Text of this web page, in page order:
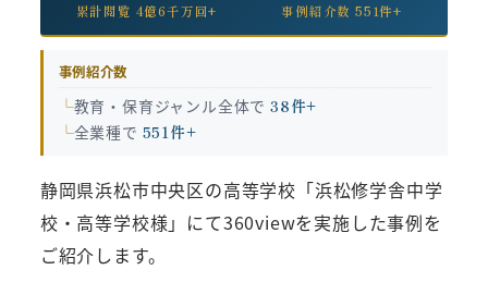
累計閲覧 4億6千万回+
事例紹介数 551件+
事例紹介数
教育・保育ジャンル全体で38件+
全業種で 551件+
静岡県浜松市中央区の高等学校「浜松修学舎中学
校・高等学校様」にて360viewを実施した事例を
ご紹介します。